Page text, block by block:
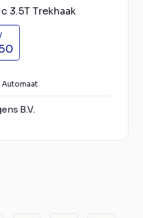
3.5T Trekhaak
Automaat
B.V.